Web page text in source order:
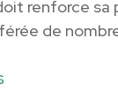
renforce
de